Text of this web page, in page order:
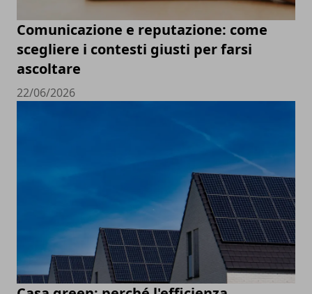
Comunicazione e reputazione: come
scegliere i contesti giusti per farsi
ascoltare
22/06/2026